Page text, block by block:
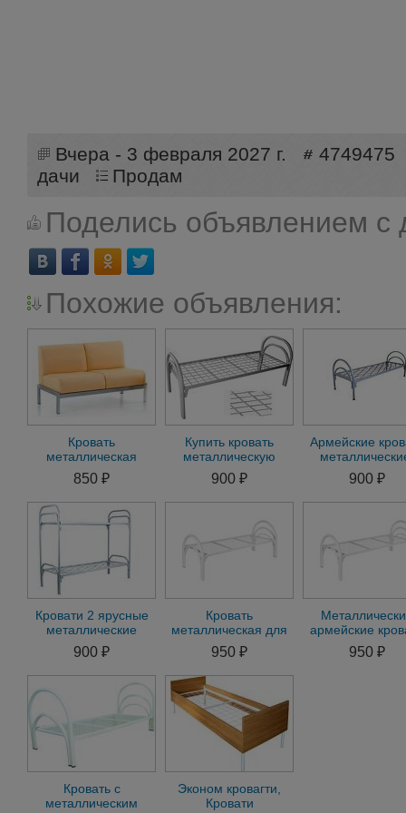
Вчера - 3 февраля 2027 г.
4749475
дачи
Продам
Поделись объявлением с
Похожие объявления:
Кровать
металлическая
двуспальная Кровати
для хостелов
850 ₽
Купить кровать
металлическую
односпальную,
кровати
металлические
900 ₽
Армейские
кровать
усиленная
900 ₽
Кровати 2 ярусные
металлические
купить кровать
металлическую
односпаль
900 ₽
Кровать
металлическая для
санатория,кровати
для пожилых людей
gjf
950 ₽
армейские
.армейские
950 ₽
Кровать с
металлическим
Эконом кровагти,
Кровати